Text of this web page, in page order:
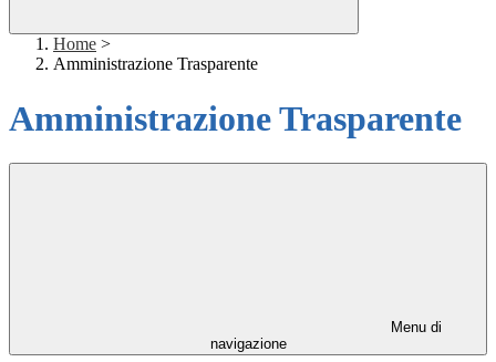
Home >
Amministrazione Trasparente
Amministrazione Trasparente
Menu di
navigazione